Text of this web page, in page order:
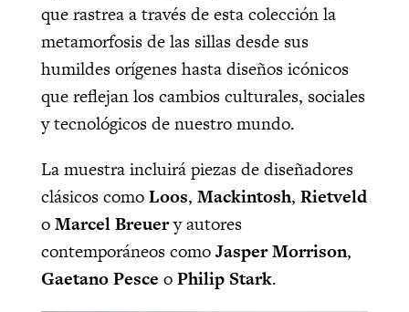
que rastrea a través de esta colección la
metamorfosis de las sillas desde sus
humildes orígenes hasta diseños icónicos
que reflejan los cambios culturales, sociales
y tecnológicos de nuestro mundo.
La muestra incluirá piezas de diseñadores
clásicos comoLoos, Mackintosh, Rietveld
oMarcel Breuery autores
contemporáneos comoJasper Morrison,
Gaetano Pesce oPhilip Stark.